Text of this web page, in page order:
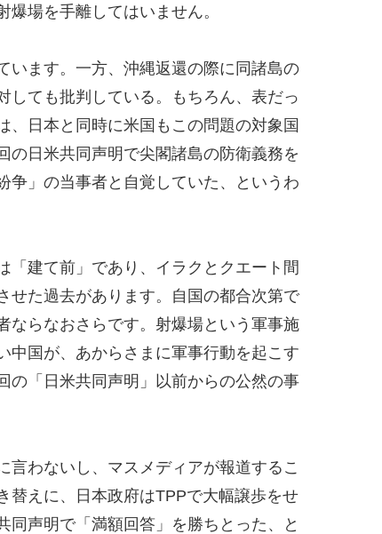
場を手離してはいません。
います。一方、沖縄返還の際に同諸島の
しても批判している。もちろん、表だっ
、日本と同時に米国もこの問題の対象国
の日米共同声明で尖閣諸島の防衛義務を
争」の当事者と自覚していた、というわ
「建て前」であり、イラクとクエート間
せた過去があります。自国の都合次第で
ならなおさらです。射爆場という軍事施
中国が、あからさまに軍事行動を起こす
の「日米共同声明」以前からの公然の事
言わないし、マスメディアが報道するこ
替えに、日本政府はTPPで大幅譲歩をせ
同声明で「満額回答」を勝ちとった、と